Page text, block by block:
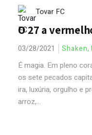
Tovar FC
O 27 a
03/28/2021
É magia. Em pleno
os sete pecados
ira, luxúria, orgulho e
arroz,...